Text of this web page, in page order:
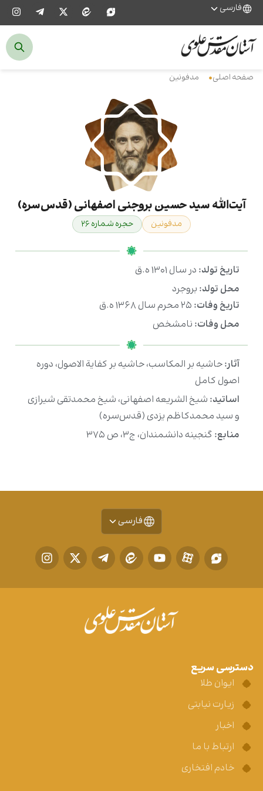
فارسی
صفحه اصلی مدفونین
آیت‌الله سید حسین بروجنی اصفهانی (قدس‌سره)
مدفونین حجره شماره ۲۶
تاریخ تولد: در سال ۱۳۰۱ ه.ق
محل تولد: بروجرد
تاریخ وفات: ۲۵ محرم سال ۱۳۶۸ ه.ق
محل وفات: نامشخص
آثار:حاشیه بر المکاسب، حاشیه بر كفاية الاصول، دوره
اصول کامل
اساتید: شیخ الشریعه اصفهانی، شیخ محمدتقی شیرازی
و سید محمدکاظم یزدی (قدس‌سره)
منابع: گنجینه دانشمندان، ج۳، ص ۳۷۵
فارسی
دسترسی سریع
ایوان طلا
زیارت نیابتی
اخبار
ارتباط با ما
خادم افتخاری